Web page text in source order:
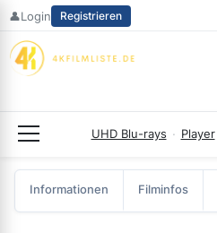
Zum
springen
👤Login Registrieren
UHD Blu-rays · Player
Informationen Filminfos